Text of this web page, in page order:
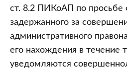
ст. 8.2 ПИКоАП по просьбе
задержанного за
административного
его нахождения в течение
уведомляются